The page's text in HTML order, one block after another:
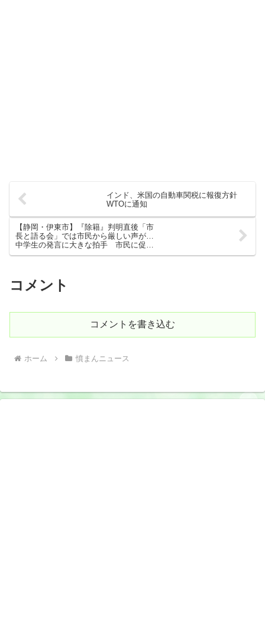
インド、米国の自動車関税に報復方針
WTOに通知
【静岡・伊東市】『除籍』判明直後「市
長と語る会」では市民から厳しい声が…
中学生の発言に大きな拍手 市民に促さ
れて謝罪も
コメント
コメントを書き込む
ホーム 憤まんニュース